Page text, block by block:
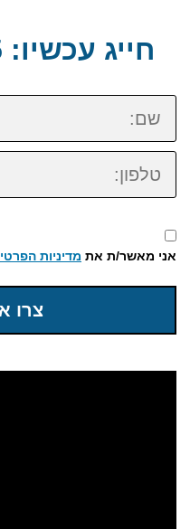
חייג עכשיו: 072-3922-475
שם:
טלפון:
אני מאשר/ת את מדיניות
צרו